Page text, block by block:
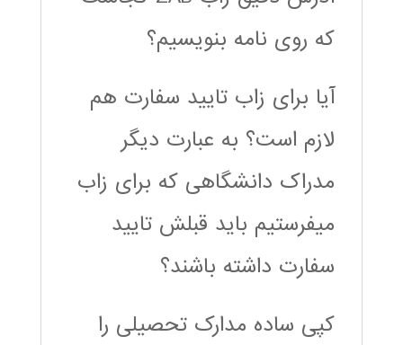
که روی نامه بنویسیم؟
آیا برای زاب تایید سفارت هم
لازم است؟ به عبارت دیگر
مدراک دانشگاهی که برای زاب
میفرستیم باید قبلش تایید
سفارت داشته باشند؟
کپی ساده مدارک تحصیلی را